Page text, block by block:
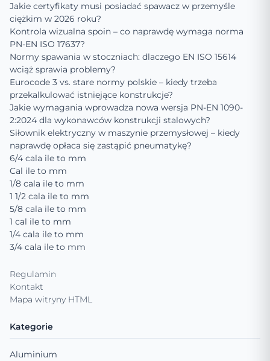
Jakie certyfikaty musi posiadać spawacz w przemyśle
ciężkim w 2026 roku?
Kontrola wizualna spoin – co naprawdę wymaga norma
PN-EN ISO 17637?
Normy spawania w stoczniach: dlaczego EN ISO 15614
wciąż sprawia problemy?
Eurocode 3 vs. stare normy polskie – kiedy trzeba
przekalkulować istniejące konstrukcje?
Jakie wymagania wprowadza nowa wersja PN-EN 1090-
2:2024 dla wykonawców konstrukcji stalowych?
Siłownik elektryczny w maszynie przemysłowej – kiedy
naprawdę opłaca się zastąpić pneumatykę?
6/4 cala ile to mm
Cal ile to mm
1/8 cala ile to mm
1 1/2 cala ile to mm
5/8 cala ile to mm
1 cal ile to mm
1/4 cala ile to mm
3/4 cala ile to mm
Regulamin
Kontakt
Mapa witryny HTML
Kategorie
Aluminium